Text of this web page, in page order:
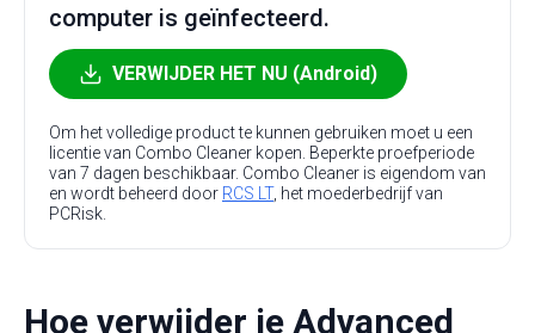
computer is geïnfecteerd.
VERWIJDER HET NU (Android)
Om het volledige product te kunnen gebruiken moet u een
licentie van Combo Cleaner kopen. Beperkte proefperiode
van 7 dagen beschikbaar. Combo Cleaner is eigendom van
en wordt beheerd door RCS LT, het moederbedrijf van
PCRisk.
Hoe verwijder je Advanced